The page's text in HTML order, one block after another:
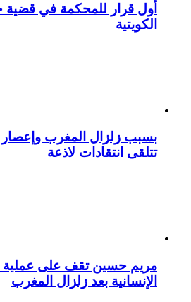
أول قرار للمحكمة في قضية
الكويتية
بسبب زلزال المغرب وإعصار
تتلقى انتقادات لاذعة
مريم حسين تقف على عملية
الإنسانية بعد زلزال المغرب